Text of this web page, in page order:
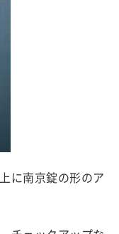
に南京錠の形のア